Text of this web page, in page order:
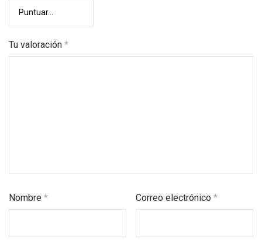
Tu valoración *
Nombre * Correo electrónico*